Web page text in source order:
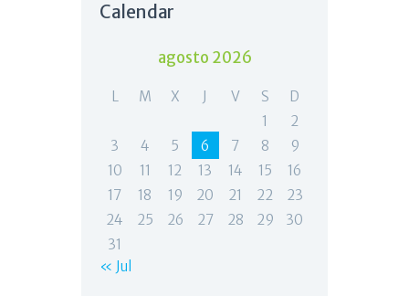
Calendar
agosto 2026
L M X J V S
D
1
2
3
4 5 6 7 8
9
10
11 12 13 14 15
16
17
18 19 20 21 22
23
24
25 26 27 28 29
30
31
« Jul